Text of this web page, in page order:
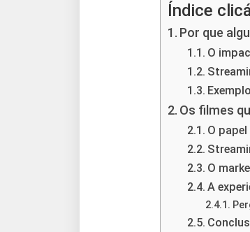
Índice
Por que
O
Os filmes
O
O
A